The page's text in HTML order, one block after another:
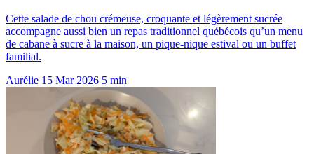
Cette salade de chou crémeuse, croquante et légèrement sucrée
accompagne aussi bien un repas traditionnel québécois qu’un menu
de cabane à sucre à la maison, un pique-nique estival ou un buffet
familial.
Aurélie 15 Mar 2026 5 min